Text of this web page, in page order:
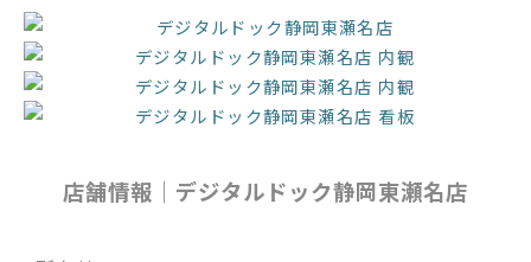
店舗情報｜デジタルドック静岡東瀬名店